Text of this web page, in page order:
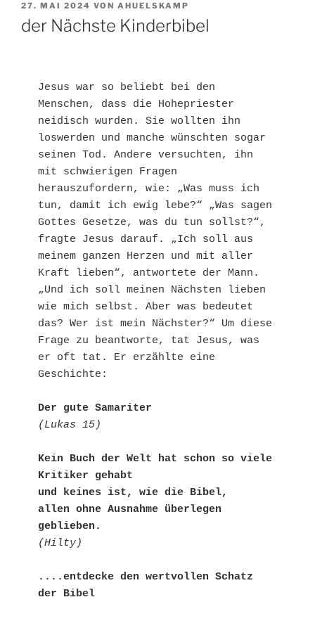
VERÖFFENTLICHT
AM
27. MAI 2024 VON AHUELSKAMP
der Nächste Kinderbibel
Jesus war so beliebt bei den
Menschen, dass die Hohepriester
neidisch wurden. Sie wollten ihn
loswerden und manche wünschten sogar
seinen Tod. Andere versuchten, ihn
mit schwierigen Fragen
herauszufordern, wie: „Was muss ich
tun, damit ich ewig lebe?“ „Was sagen
Gottes Gesetze, was du tun sollst?“,
fragte Jesus darauf. „Ich soll aus
meinem ganzen Herzen und mit aller
Kraft lieben“, antwortete der Mann.
„Und ich soll meinen Nächsten lieben
wie mich selbst. Aber was bedeutet
das? Wer ist mein Nächster?“ Um diese
Frage zu beantworte, tat Jesus, was
er oft tat. Er erzählte eine
Geschichte:
Der gute Samariter
(Lukas 15)
Kein Buch der Welt hat schon so viele
Kritiker gehabt
und keines ist, wie die Bibel,
allen ohne Ausnahme überlegen
geblieben.
(Hilty)
....entdecke den wertvollen Schatz
der Bibel